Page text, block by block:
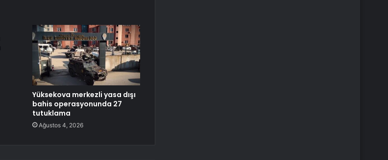
Yüksekova merkezli yasa dışı
bahis operasyonunda 27
tutuklama
Ağustos 4, 2026